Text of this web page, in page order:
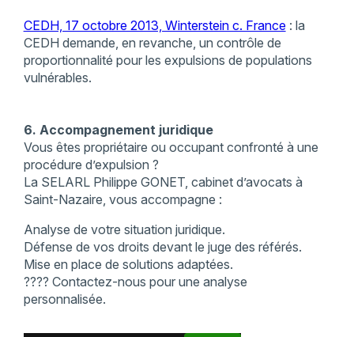
CEDH, 17 octobre 2013, Winterstein c. France: la
CEDH demande, en revanche, un contrôle de
proportionnalité pour les expulsions de populations
vulnérables.
6. Accompagnement juridique
Vous êtes propriétaire ou occupant confronté à une
procédure d’expulsion ?
La SELARL Philippe GONET, cabinet d’avocats à
Saint-Nazaire, vous accompagne :
Analyse de votre situation juridique.
Défense de vos droits devant le juge des référés.
Mise en place de solutions adaptées.
???? Contactez-nous pour une analyse
personnalisée.